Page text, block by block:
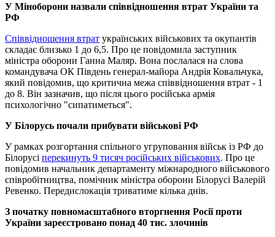
У Міноборони назвали співвідношення втрат України та
РФ
Співвідношення втрат українських військових та окупантів
складає близько 1 до 6,5. Про це повідомила заступник
міністра оборони Ганна Маляр. Вона послалася на слова
командувача ОК Південь генерал-майора Андрія Ковальчука,
який повідомив, що критична межа співвідношення втрат - 1
до 8. Він зазначив, що після цього російська армія
психологічно "сипатиметься".
У Білорусь почали прибувати військові РФ
У рамках розгортання спільного угруповання військ із РФ до
Білорусі перекинуть 9 тисяч російських військових. Про це
повідомив начальник департаменту міжнародного військового
співробітництва, помічник міністра оборони Білорусі Валерій
Ревенко. Передислокація триватиме кілька днів.
З початку повномасштабного вторгнення Росії проти
України зареєстровано понад 40 тис. злочинів